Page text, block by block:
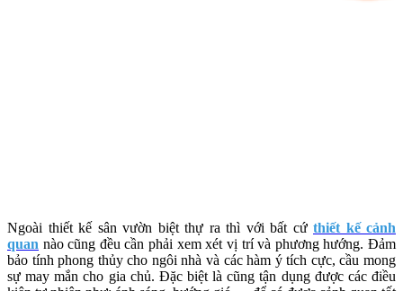
Ngoài thiết kế sân vườn biệt thự ra thì với bất cứ thiết kế cảnh
quan nào cũng đều cần phải xem xét vị trí và phương hướng. Đảm
bảo tính phong thủy cho ngôi nhà và các hàm ý tích cực, cầu mong
sự may mắn cho gia chủ. Đặc biệt là cũng tận dụng được các điều